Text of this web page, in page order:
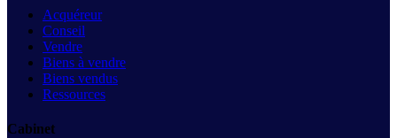
Acquéreur
Conseil
Vendre
Biens à vendre
Biens vendus
Ressources
Cabinet